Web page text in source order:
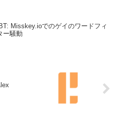
Misskey.ioでのゲイのワードフィ
ー騒動